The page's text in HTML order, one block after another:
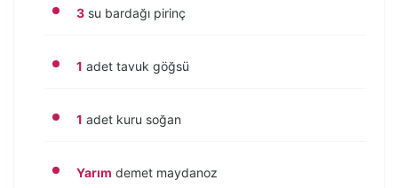
3 su bardağı pirinç
1 adet tavuk göğsü
1 adet kuru soğan
Yarım demet maydanoz